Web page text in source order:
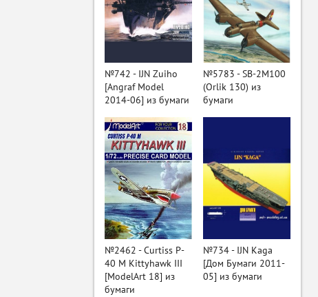
№742 - IJN Zuiho
[Angraf Model
2014-06] из бумаги
№5783 - SB-2M100
(Orlik 130) из
бумаги
№2462 - Curtiss P-
40 M Kittyhawk III
[ModelArt 18] из
бумаги
№734 - IJN Kaga
[Дом Бумаги 2011-
05] из бумаги